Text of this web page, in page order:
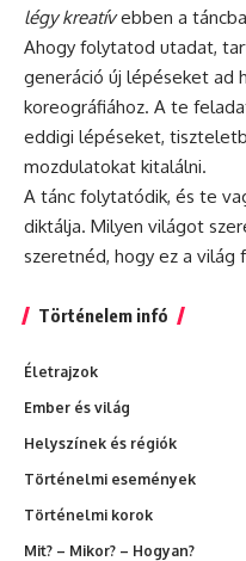
légy kreatívebben a
Ahogy folytatod utadat,
generáció új lépéseket ad
koreográfiához. A te
eddigi lépéseket,
mozdulatokat kitalálni.
A tánc folytatódik, és te
diktálja. Milyen világot
szeretnéd, hogy ez a világ
Történelem infó
Életrajzok
Ember és világ
Helyszínek és régiók
Történelmi események
Történelmi korok
Mit? – Mikor? – Hogyan?